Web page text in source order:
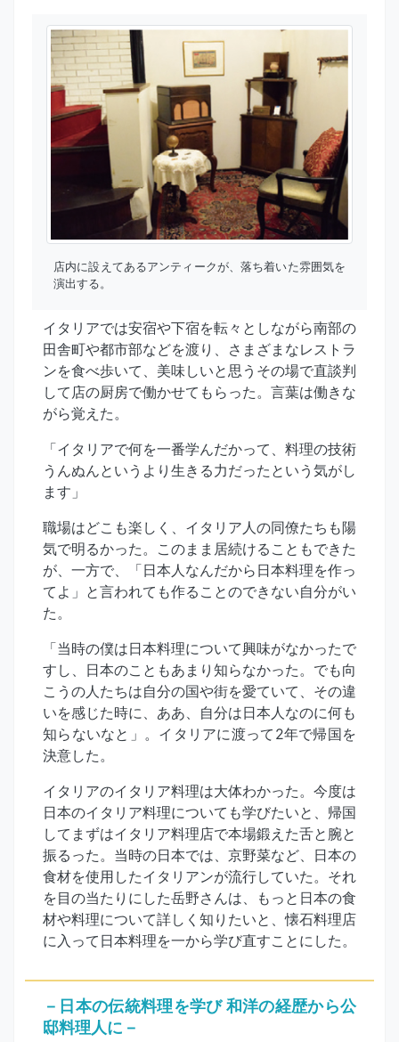
店内に設えてあるアンティークが、落ち着いた雰囲気を
演出する。
イタリアでは安宿や下宿を転々としながら南部の
田舎町や都市部などを渡り、さまざまなレストラ
ンを食べ歩いて、美味しいと思うその場で直談判
して店の厨房で働かせてもらった。言葉は働きな
がら覚えた。
「イタリアで何を一番学んだかって、料理の技術
うんぬんというより生きる力だったという気がし
ます」
職場はどこも楽しく、イタリア人の同僚たちも陽
気で明るかった。このまま居続けることもできた
が、一方で、「日本人なんだから日本料理を作っ
てよ」と言われても作ることのできない自分がい
た。
「当時の僕は日本料理について興味がなかったで
すし、日本のこともあまり知らなかった。でも向
こうの人たちは自分の国や街を愛ていて、その違
いを感じた時に、ああ、自分は日本人なのに何も
知らないなと」。イタリアに渡って2年で帰国を
決意した。
イタリアのイタリア料理は大体わかった。今度は
日本のイタリア料理についても学びたいと、帰国
してまずはイタリア料理店で本場鍛えた舌と腕と
振るった。当時の日本では、京野菜など、日本の
食材を使用したイタリアンが流行していた。それ
を目の当たりにした岳野さんは、もっと日本の食
材や料理について詳しく知りたいと、懐石料理店
に入って日本料理を一から学び直すことにした。
－日本の伝統料理を学び 和洋の経歴から公
邸料理人に－